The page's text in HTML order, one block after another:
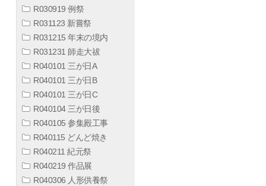
R030919 例祭
R031123 新嘗祭
R031215 年末の境内
R031231 師走大祓
R040101 三が日A
R040101 三が日B
R040101 三が日C
R040104 三が日後
R040105 参集殿工事
R040115 どんど焼き
R040211 紀元祭
R040219 作品展
R040306 人形供養祭